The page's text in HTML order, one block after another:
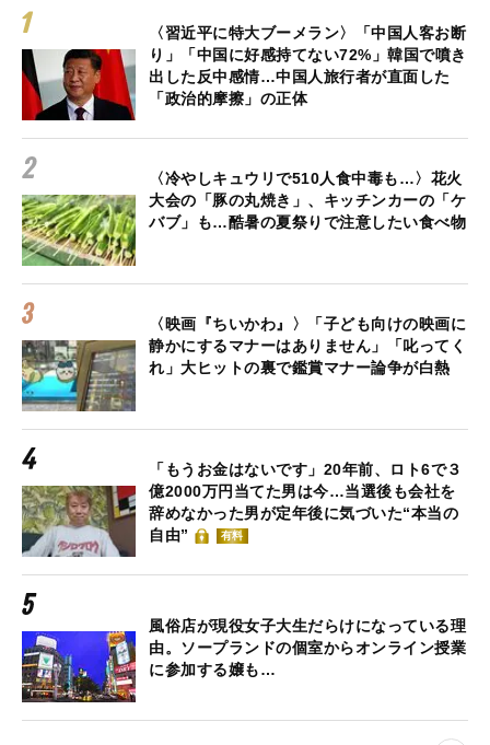
〈習近平に特大ブーメラン〉「中国人客お断
り」「中国に好感持てない72%」韓国で噴き
出した反中感情…中国人旅行者が直面した
「政治的摩擦」の正体
〈冷やしキュウリで510人食中毒も…〉花火
大会の「豚の丸焼き」、キッチンカーの「ケ
バブ」も…酷暑の夏祭りで注意したい食べ物
〈映画『ちいかわ』〉「子ども向けの映画に
静かにするマナーはありません」「叱ってく
れ」大ヒットの裏で鑑賞マナー論争が白熱
「もうお金はないです」20年前、ロト6で３
億2000万円当てた男は今…当選後も会社を
辞めなかった男が定年後に気づいた“本当の
自由”
有料
風俗店が現役女子大生だらけになっている理
由。ソープランドの個室からオンライン授業
に参加する嬢も…